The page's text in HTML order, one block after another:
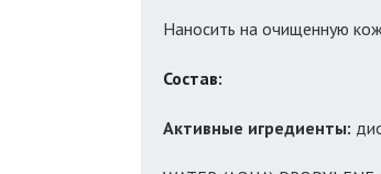
Наносить на очищенную
Состав:
Активные игредиенты: